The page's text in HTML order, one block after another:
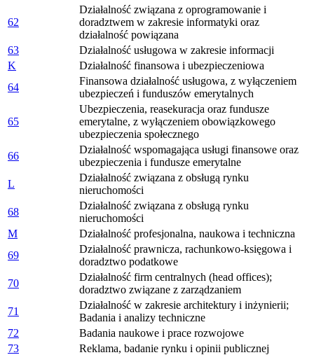
62
Działalność związana z oprogramowanie i
doradztwem w zakresie informatyki oraz
działalność powiązana
63
Działalność usługowa w zakresie informacji
K
Działalność finansowa i ubezpieczeniowa
64
Finansowa działalność usługowa, z wyłączeniem
ubezpieczeń i funduszów emerytalnych
65
Ubezpieczenia, reasekuracja oraz fundusze
emerytalne, z wyłączeniem obowiązkowego
ubezpieczenia społecznego
66
Działalność wspomagająca usługi finansowe oraz
ubezpieczenia i fundusze emerytalne
L
Działalność związana z obsługą rynku
nieruchomości
68
Działalność związana z obsługą rynku
nieruchomości
M
Działalność profesjonalna, naukowa i techniczna
69
Działalność prawnicza, rachunkowo-księgowa i
doradztwo podatkowe
70
Działalność firm centralnych (head offices);
doradztwo związane z zarządzaniem
71
Działalność w zakresie architektury i inżynierii;
Badania i analizy techniczne
72
Badania naukowe i prace rozwojowe
73
Reklama, badanie rynku i opinii publicznej